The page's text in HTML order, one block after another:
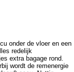
onder de vloer en een
redelijk
extra bagage rond.
wordt de remenergie